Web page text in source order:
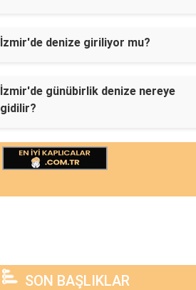
İzmir'de denize giriliyor mu?
İzmir'de günübirlik denize nereye
gidilir?
SON BAŞLIKLAR